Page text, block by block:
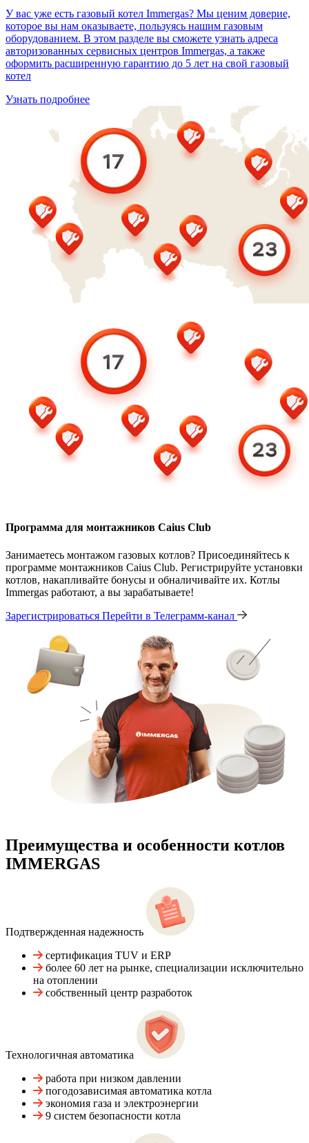
У вас уже есть газовый котел Immergas? Мы ценим доверие,
которое вы нам оказываете, пользуясь нашим газовым
оборудованием. В этом разделе вы сможете узнать адреса
авторизованных сервисных центров Immergas, а также
оформить расширенную гарантию до 5 лет на свой газовый
котел
Узнать подробнее
Программа для монтажников Caius Club
Занимаетесь монтажом газовых котлов? Присоединяйтесь к
программе монтажников Caius Club. Регистрируйте установки
котлов, накапливайте бонусы и обналичивайте их. Котлы
Immergas работают, а вы зарабатываете!
Зарегистрироваться Перейти в Телеграмм-канал
Преимущества и особенности котлов
IMMERGAS
Подтвержденная надежность
сертификация TUV и ERP
более 60 лет на рынке, специализации исключительно
на отоплении
собственный центр разработок
Технологичная автоматика
работа при низком давлении
погодозависимая автоматика котла
экономия газа и электроэнергии
9 систем безопасности котла